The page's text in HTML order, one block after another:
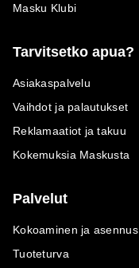
Masku Klubi
Tarvitsetko apua?
Asiakaspalvelu
Vaihdot ja palautukset
Reklamaatiot ja takuu
Kokemuksia Maskusta
Palvelut
Kokoaminen ja asennus
Tuoteturva